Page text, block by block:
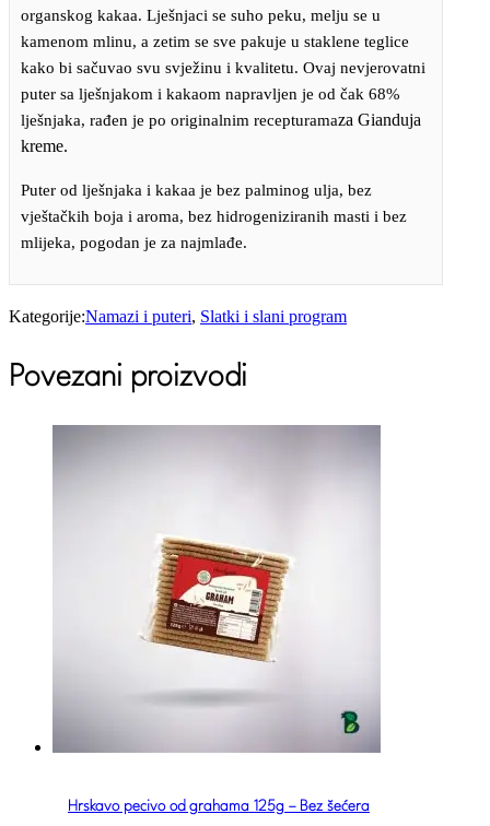
organskog kakaa. Lješnjaci se suho peku, melju se u
kamenom mlinu, a zetim se sve pakuje u staklene teglice
kako bi sačuvao svu svježinu i kvalitetu. Ovaj nevjerovatni
puter sa lješnjakom i kakaom napravljen je od čak 68%
lješnjaka, rađen je po originalnim recepturamaza Gianduja
kreme.
Puter od lješnjaka i kakaa je bez palminog ulja, bez
vještačkih boja i aroma, bez hidrogeniziranih masti i bez
mlijeka, pogodan je za najmlađe.
Kategorije:Namazi i puteri, Slatki i slani program
Povezani proizvodi
Hrskavo pecivo od grahama 125g – Bez šećera